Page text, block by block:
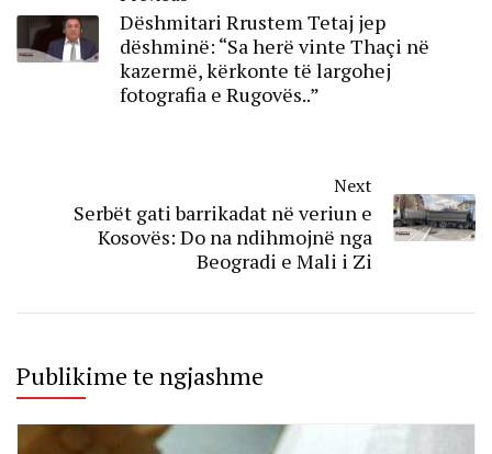
Dëshmitari Rrustem Tetaj jep
dëshminë: “Sa herë vinte Thaçi në
kazermë, kërkonte të largohej
fotografia e Rugovës..”
Next
Serbët gati barrikadat në veriun e
Kosovës: Do na ndihmojnë nga
Beogradi e Mali i Zi
Publikime te ngjashme